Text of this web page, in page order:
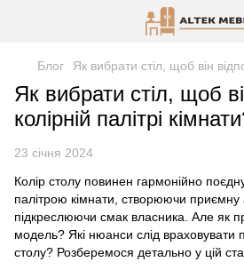
Блог Як вибрати стіл, щоб він
Як вибрати стіл, щоб
колірній палітрі
23 січня 2024
Колір столу повинен гармонійно
палітрою кімнати, створюючи
підкреслюючи смак власника. Але як
модель? Які нюанси слід враховувати
столу? Розберемося детально у цій